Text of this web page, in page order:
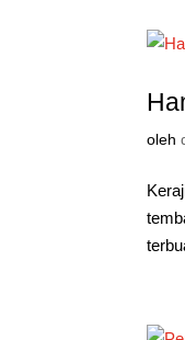
oleh